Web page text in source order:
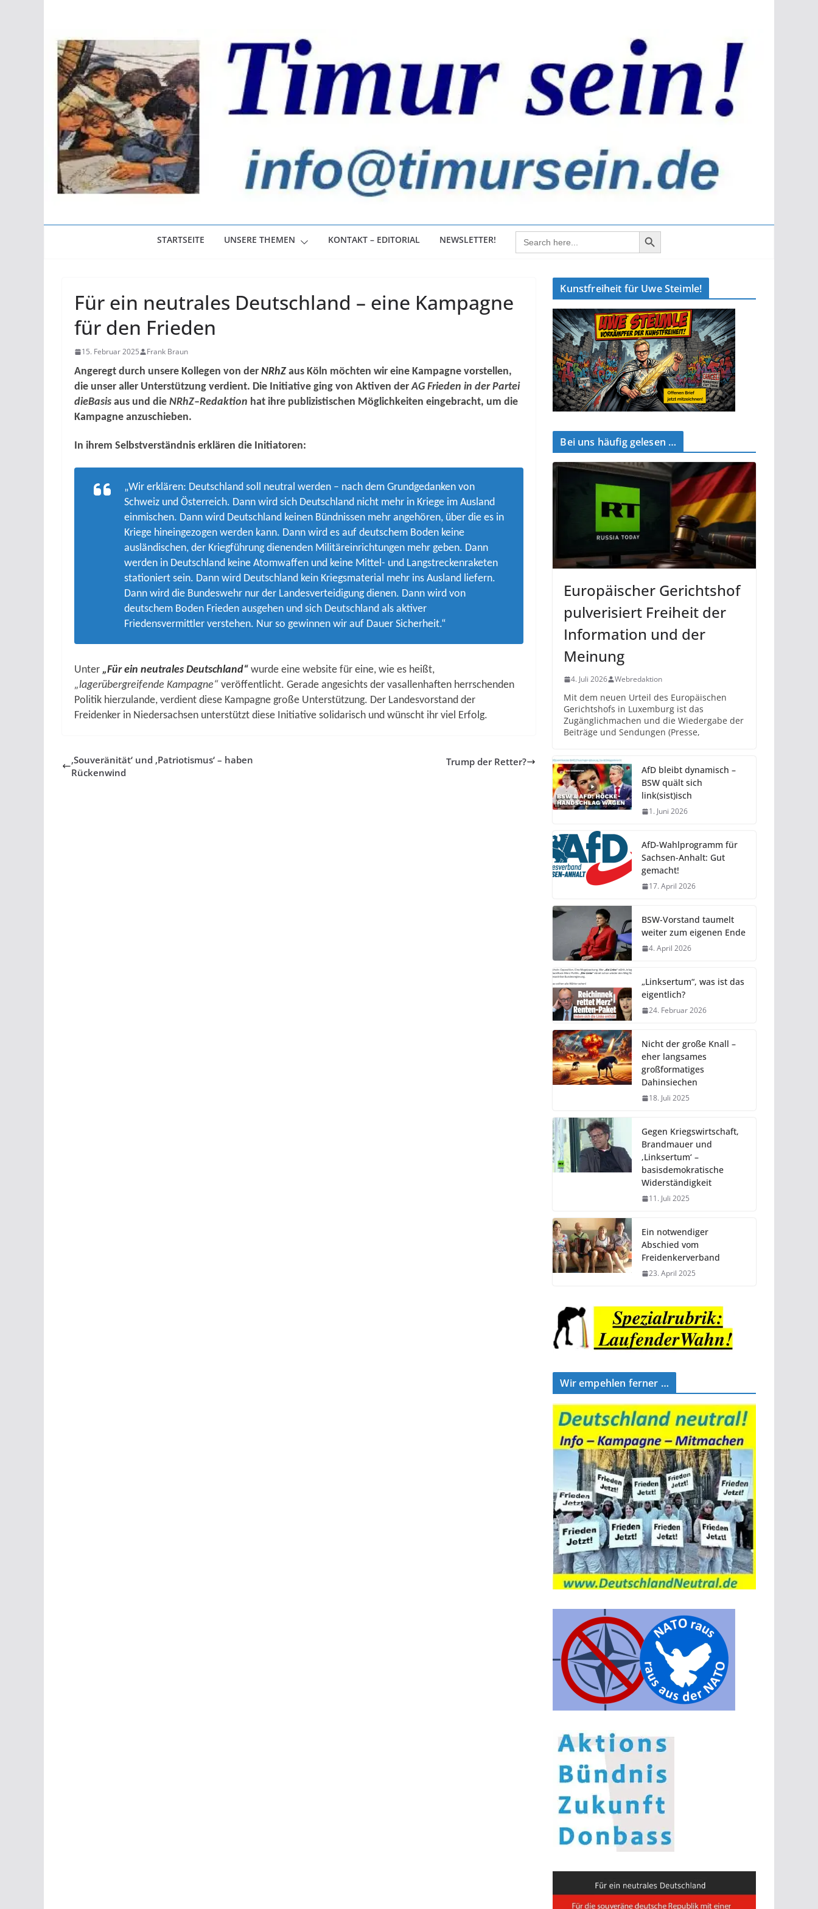
STARTSEITE UNSERE THEMEN KONTAKT – EDITORIAL NEWSLETTER! Search
for:
Search Button
Für ein neutrales Deutschland – eine Kampagne
für den Frieden
15. Februar 2025 Frank Braun
Angeregt durch unsere Kollegen von der NRhZaus Köln möchten wir eine Kampagne vorstellen,
die unser aller Unterstützung verdient. Die Initiative ging von Aktiven derAG Frieden in der Partei
dieBasis aus und die NRhZ–Redaktion hat ihre publizistischen Möglichkeiten eingebracht, um die
Kampagne anzuschieben.
In ihrem Selbstverständnis erklären die Initiatoren:
„Wir erklären: Deutschland soll neutral werden – nach dem Grundgedanken von
Schweiz und Österreich. Dann wird sich Deutschland nicht mehr in Kriege im Ausland
einmischen. Dann wird Deutschland keinen Bündnissen mehr angehören, über die es in
Kriege hineingezogen werden kann. Dann wird es auf deutschem Boden keine
ausländischen, der Kriegführung dienenden Militäreinrichtungen mehr geben. Dann
werden in Deutschland keine Atomwaffen und keine Mittel- und Langstreckenraketen
stationiert sein. Dann wird Deutschland kein Kriegsmaterial mehr ins Ausland liefern.
Dann wird die Bundeswehr nur der Landesverteidigung dienen. Dann wird von
deutschem Boden Frieden ausgehen und sich Deutschland als aktiver
Friedensvermittler verstehen. Nur so gewinnen wir auf Dauer Sicherheit.“
Unter „Für ein neutrales Deutschland“ wurde eine website für eine, wie es heißt,
„lagerübergreifende Kampagne“ veröffentlicht. Gerade angesichts der vasallenhaften herrschenden
Politik hierzulande, verdient diese Kampagne große Unterstützung. Der Landesvorstand der
Freidenker in Niedersachsen unterstützt diese Initiative solidarisch und wünscht ihr viel Erfolg.
‚Souveränität‘ und ‚Patriotismus‘ – haben
Rückenwind
Trump der Retter?
Kunstfreiheit für Uwe Steimle!
Bei uns häufig gelesen …
Europäischer Gerichtshof
pulverisiert Freiheit der
Information und der
Meinung
4. Juli 2026 Webredaktion
Mit dem neuen Urteil des Europäischen
Gerichtshofs in Luxemburg ist das
Zugänglichmachen und die Wiedergabe der
Beiträge und Sendungen (Presse,
AfD bleibt dynamisch –
BSW quält sich
link(sist)isch
1. Juni 2026
AfD-Wahlprogramm für
Sachsen-Anhalt: Gut
gemacht!
17. April 2026
BSW-Vorstand taumelt
weiter zum eigenen Ende
4. April 2026
„Linksertum“, was ist das
eigentlich?
24. Februar 2026
Nicht der große Knall –
eher langsames
großformatiges
Dahinsiechen
18. Juli 2025
Gegen Kriegswirtschaft,
Brandmauer und
‚Linksertum‘ –
basisdemokratische
Widerständigkeit
11. Juli 2025
Ein notwendiger
Abschied vom
Freidenkerverband
23. April 2025
Wir empehlen ferner …